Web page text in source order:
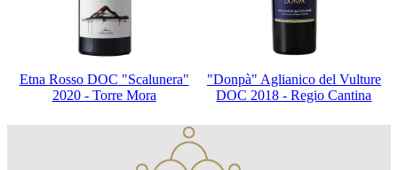
Etna Rosso DOC "Scalunera"
2020 - Torre Mora
"Donpà" Aglianico del Vulture
DOC 2018 - Regio Cantina